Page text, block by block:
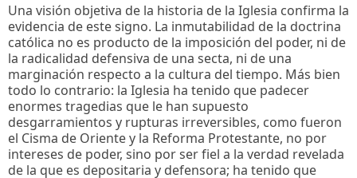
Una visión objetiva de la historia de la Iglesia confirma la
evidencia de este signo. La inmutabilidad de la doctrina
católica no es producto de la imposición del poder, ni de
la radicalidad defensiva de una secta, ni de una
marginación respecto a la cultura del tiempo. Más bien
todo lo contrario: la Iglesia ha tenido que padecer
enormes tragedias que le han supuesto
desgarramientos y rupturas irreversibles, como fueron
el Cisma de Oriente y la Reforma Protestante, no por
intereses de poder, sino por ser fiel a la verdad revelada
de la que es depositaria y defensora; ha tenido que